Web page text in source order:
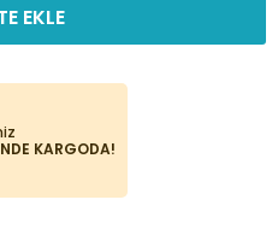
EKLE
KARGODA!